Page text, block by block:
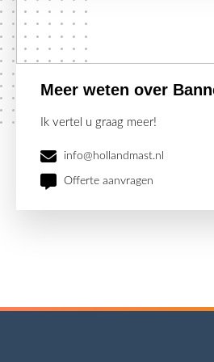
Meer weten over
Ik vertel u graag meer!
info@hollandmast.nl
Offerte aanvragen